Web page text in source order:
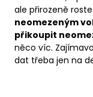
ale přirozeně
neomezeným
přikoupit
něco víc.
dat třeba jen na